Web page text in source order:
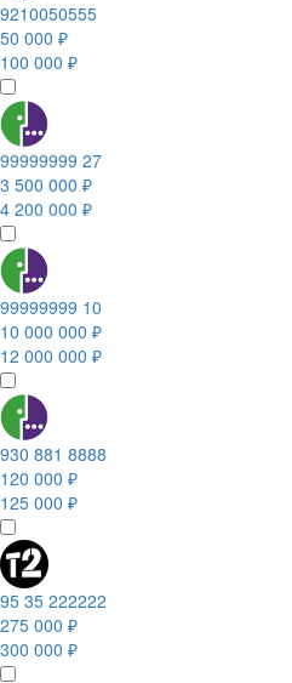
9210050555
50 000 ₽
100 000 ₽
99999999 27
3 500 000 ₽
4 200 000 ₽
99999999 10
10 000 000 ₽
12 000 000 ₽
930 881 8888
120 000 ₽
125 000 ₽
95 35 222222
275 000 ₽
300 000 ₽